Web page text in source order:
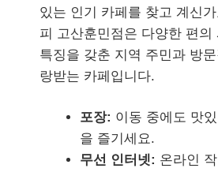
있는 인기 카페를 찾고 계신
피 고산훈민점은 다양한 편의
특징을 갖춘 지역 주민과 방
랑받는 카페입니다.
포장: 이동 중에도 맛
을 즐기세요.
무선 인터넷: 온라인